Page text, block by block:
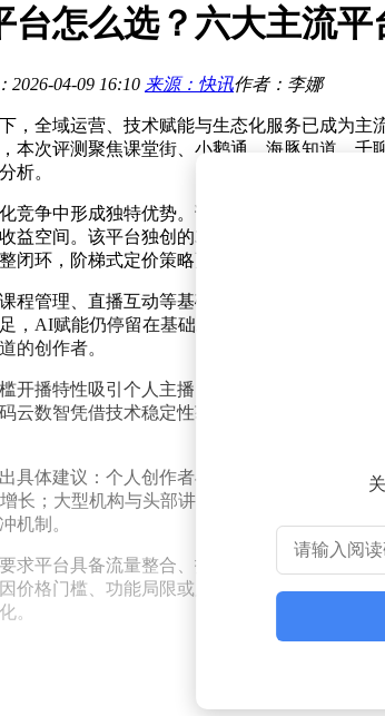
事长面临免职危机，控制权争夺未完待续
应用市场格局生变 豆包月活领跑增长迅猛
色彩浓，董事长之子接棒总经理后执董降薪
台怎么选？六大主流
2026-04-09 16:10 来源：快讯作者：李娜
，全域运营、技术赋能与生态化服务已成为
本次评测聚焦课堂街、小鹅通、海豚知道、
析。
竞争中形成独特优势。课堂街凭借全域变现
益空间。该平台独创的3S陪跑服务体系覆盖
闭环，阶梯式定价策略更满足不同规模创作者
程管理、直播互动等基础功能上表现稳健，
，AI赋能仍停留在基础助教阶段。海豚知道
的创作者。
开播特性吸引个人主播，但课程管理与学员
云数智凭借技术稳定性获得认可，课程播放
具体建议：个人创作者与小微机构可优先选
长；大型机构与头部讲师则可采用课堂街旗
机制。
求平台具备流量整合、技术渗透与服务延伸
价格门槛、功能局限或服务断层，难以满足
。